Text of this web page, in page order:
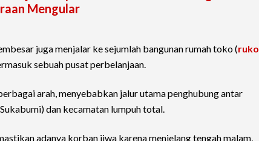
Mengular
juga menjalar ke sejumlah bangunan rumah toko (ruko
sebuah pusat perbelanjaan.
arah, menyebabkan jalur utama penghubung antar
dan kecamatan lumpuh total.
adanya korban jiwa karena menjelang tengah malam,